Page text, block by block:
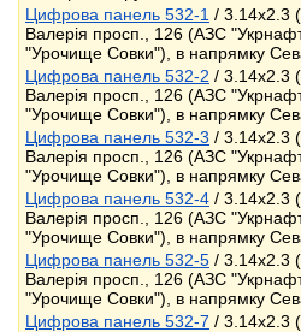
Цифрова панель 532-1 / 3.14x2.3
Валерія просп., 126 (АЗС
"Урочище Совки"), в напрямку
Цифрова панель 532-2 / 3.14x2.3
Валерія просп., 126 (АЗС
"Урочище Совки"), в напрямку
Цифрова панель 532-3 / 3.14x2.3
Валерія просп., 126 (АЗС
"Урочище Совки"), в напрямку
Цифрова панель 532-4 / 3.14x2.3
Валерія просп., 126 (АЗС
"Урочище Совки"), в напрямку
Цифрова панель 532-5 / 3.14x2.3
Валерія просп., 126 (АЗС
"Урочище Совки"), в напрямку
Цифрова панель 532-7 / 3.14x2.3